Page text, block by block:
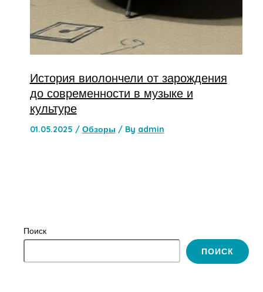
Поиск
ПОИСК
История виолончели от зарождения
до современности в музыке и
культуре
01.05.2025 / Обзоры / By admin